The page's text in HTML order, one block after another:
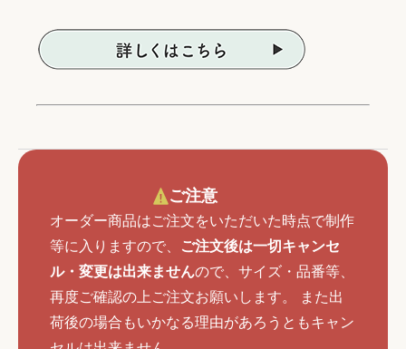
ご注意
オーダー商品はご注文をいただいた時点で制作
等に入りますので、
ご注文後は一切キャンセ
ル・変更は出来ませんので、サイズ・品番等、
再度ご確認の上ご注文お願いします。 また出
荷後の場合もいかなる理由があろうともキャン